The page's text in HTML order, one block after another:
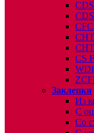
CS
Заклепки
Из
С
Со